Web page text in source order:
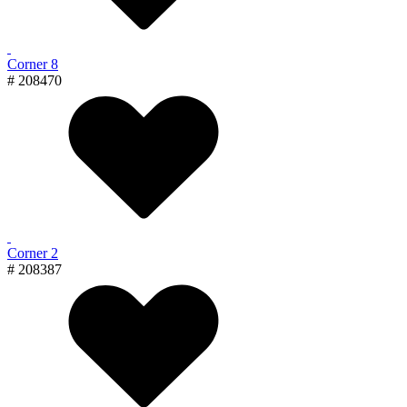
Corner 8
# 208470
Corner 2
# 208387